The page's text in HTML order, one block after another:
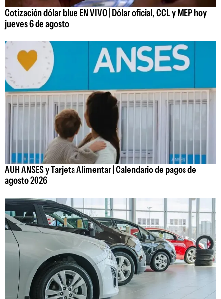
Cotización dólar blue EN VIVO | Dólar oficial, CCL y MEP hoy
jueves 6 de agosto
AUH ANSES y Tarjeta Alimentar | Calendario de pagos de
agosto 2026